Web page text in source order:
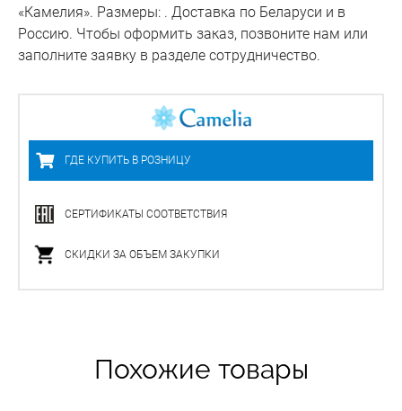
ГДЕ КУПИТЬ В РОЗНИЦУ
СЕРТИФИКАТЫ СООТВЕТСТВИЯ
СКИДКИ ЗА ОБЪЕМ ЗАКУПКИ
«Камелия». Размеры: . Доставка по Беларуси и в
Россию. Чтобы оформить заказ, позвоните нам или
заполните заявку в разделе сотрудничество.
Похожие товары